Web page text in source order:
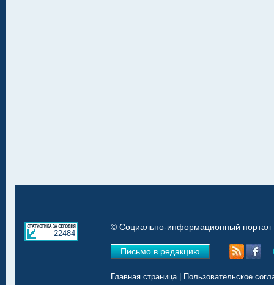
22484
© Социально-информационный портал
Письмо в редакцию
Главная страница| Пользовательское